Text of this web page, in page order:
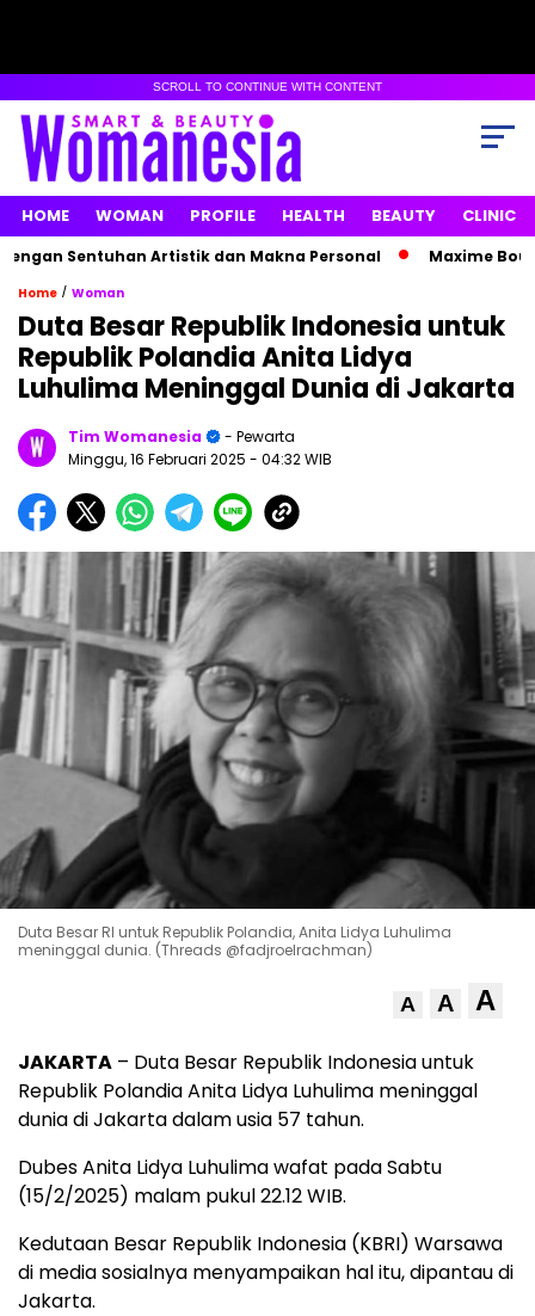
SCROLL TO CONTINUE WITH CONTENT
HOME WOMAN PROFILE HEALTH BEAUTY CLINIC
Sentuhan Artistik dan Makna Personal Maxime Bouttier
Home / Woman
Duta Besar Republik Indonesia untuk
Republik Polandia Anita Lidya
Luhulima Meninggal Dunia di Jakarta
Tim Womanesia
- Pewarta
Minggu, 16 Februari 2025 - 04:32 WIB
Duta Besar RI untuk Republik Polandia, Anita Lidya Luhulima
meninggal dunia. (Threads @fadjroelrachman)
A A A
JAKARTA – Duta Besar Republik Indonesia untuk
Republik Polandia Anita Lidya Luhulima meninggal
dunia di Jakarta dalam usia 57 tahun.
Dubes Anita Lidya Luhulima wafat pada Sabtu
(15/2/2025) malam pukul 22.12 WIB.
Kedutaan Besar Republik Indonesia (KBRI) Warsawa
di media sosialnya menyampaikan hal itu, dipantau di
Jakarta.